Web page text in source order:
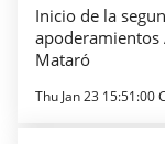
Inicio de la
apoderamientos
Mataró
Thu Jan 23 15:51:00